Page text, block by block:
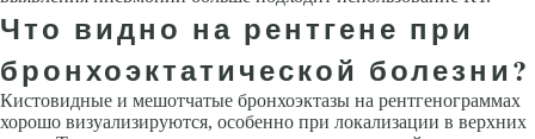
Что видно на рентгене при
бронхоэктатической болезни?
Кистовидные и мешотчатые бронхоэктазы на рентгенограммах
хорошо визуализируются, особенно при локализации в верхних